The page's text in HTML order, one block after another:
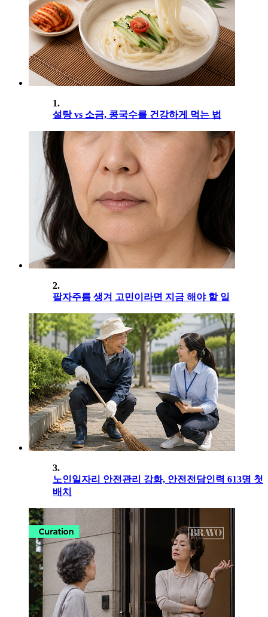
1.
설탕 vs 소금, 콩국수를 건강하게 먹는 법
2.
팔자주름 생겨 고민이라면 지금 해야 할 일
3.
노인일자리 안전관리 강화, 안전전담인력 613명 첫
배치